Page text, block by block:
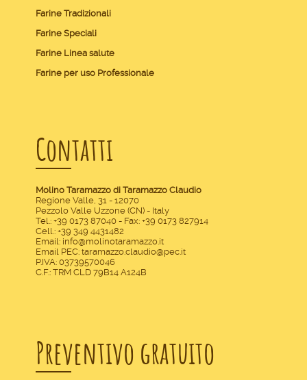
Farine Tradizionali
Farine Speciali
Farine Linea salute
Farine per uso Professionale
Contatti
Molino Taramazzo di Taramazzo Claudio
Regione Valle, 31 - 12070
Pezzolo Valle Uzzone (CN) - Italy
Tel.: +39 0173 87040- Fax: +39 0173 827914
Cell.: +39 349 4431482
Email: info@molinotaramazzo.it
Email PEC: taramazzo.claudio@pec.it
P.IVA: 03739570046
C.F.: TRM CLD 79B14 A124B
Preventivo gratuito